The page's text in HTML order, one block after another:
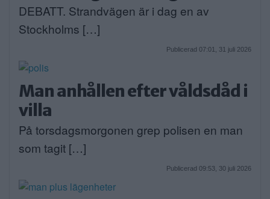
DEBATT. Strandvägen är i dag en av
Stockholms […]
Publicerad 07:01, 31 juli 2026
Man anhållen efter våldsdåd i
villa
På torsdagsmorgonen grep polisen en man
som tagit […]
Publicerad 09:53, 30 juli 2026